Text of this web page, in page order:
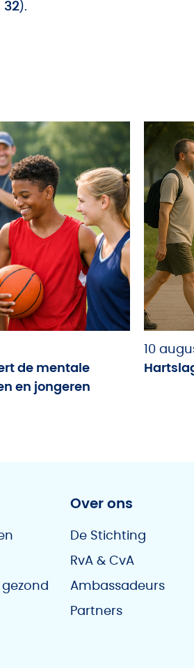
32).
de mentale
en jongeren
10
Over ons
De Stichting
RvA & CvA
Ambassadeurs
Partners